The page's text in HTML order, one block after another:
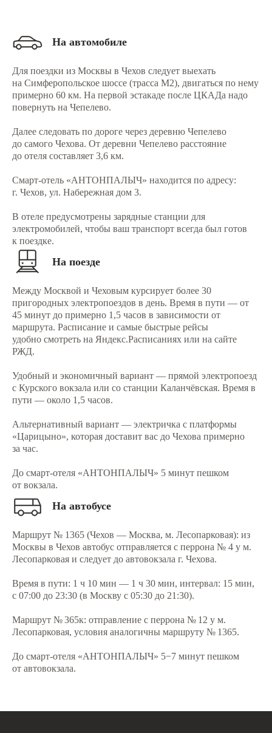
На автомобиле
Для поездки из Москвы в Чехов следует выехать
на Симферопольское шоссе (трасса М2), двигаться по нему
примерно 60 км. На первой эстакаде после ЦКАДа надо
повернуть на Чепелево.
Далее следовать по дороге через деревню Чепелево
до самого Чехова. От деревни Чепелево расстояние
до отеля составляет 3,6 км.
Смарт-отель «АНТОНПАЛЫЧ» находится по адресу:
г. Чехов, ул. Набережная дом 3.
В отеле предусмотрены зарядные станции для
электромобилей, чтобы ваш транспорт всегда был готов
к поездке.
На поезде
Между Москвой и Чеховым курсирует более 30
пригородных электропоездов в день. Время в пути — от
45 минут до примерно 1,5 часов в зависимости от
маршрута. Расписание и самые быстрые рейсы
удобно смотреть на Яндекс.Расписаниях или на сайте
РЖД.
Удобный и экономичный вариант — прямой электропоезд
с Курского вокзала или со станции Каланчёвская. Время в
пути — около 1,5 часов.
Альтернативный вариант — электричка с платформы
«Царицыно», которая доставит вас до Чехова примерно
за час.
До смарт-отеля «АНТОНПАЛЫЧ» 5 минут пешком
от вокзала.
На автобусе
Маршрут № 1365 (Чехов — Москва, м. Лесопарковая): из
Москвы в Чехов автобус отправляется с перрона № 4 у м.
Лесопарковая и следует до автовокзала г. Чехова.
Время в пути: 1 ч 10 мин — 1 ч 30 мин, интервал: 15 мин,
с 07:00 до 23:30 (в Москву с 05:30 до 21:30).
Маршрут № 365к: отправление с перрона № 12 у м.
Лесопарковая, условия аналогичны маршруту № 1365.
До смарт-отеля «АНТОНПАЛЫЧ» 5−7 минут пешком
от автовокзала.